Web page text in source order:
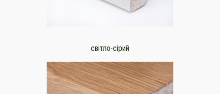
світло-сірий